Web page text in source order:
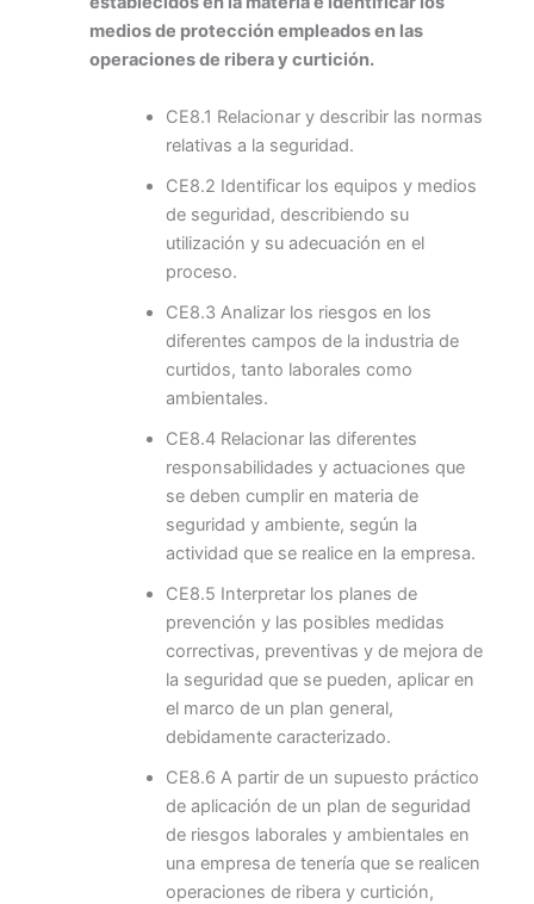
medios de protección empleados en las
operaciones de ribera y curtición.
CE8.1 Relacionar y describir las normas
relativas a la seguridad.
CE8.2 Identificar los equipos y medios
de seguridad, describiendo su
utilización y su adecuación en el
proceso.
CE8.3 Analizar los riesgos en los
diferentes campos de la industria de
curtidos, tanto laborales como
ambientales.
CE8.4 Relacionar las diferentes
responsabilidades y actuaciones que
se deben cumplir en materia de
seguridad y ambiente, según la
actividad que se realice en la empresa.
CE8.5 Interpretar los planes de
prevención y las posibles medidas
correctivas, preventivas y de mejora de
la seguridad que se pueden, aplicar en
el marco de un plan general,
debidamente caracterizado.
CE8.6 A partir de un supuesto práctico
de aplicación de un plan de seguridad
de riesgos laborales y ambientales en
una empresa de tenería que se realicen
operaciones de ribera y curtición,